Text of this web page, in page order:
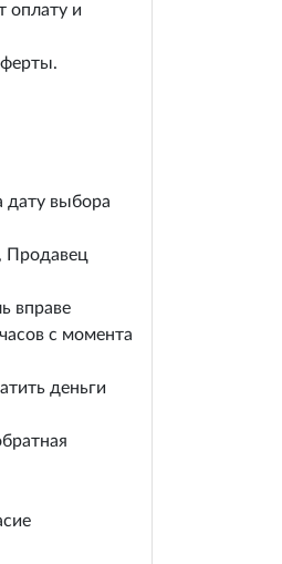
оплату и
дату выбора
Продавец
вправе
с момента
деньги